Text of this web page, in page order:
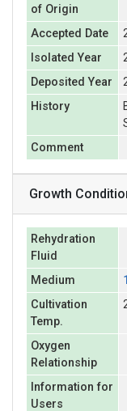
of Origin
Accepted Date
Isolated Year
Deposited Year
History
Comment
Growth
Rehydration
Fluid
Medium
1
Cultivation
Temp.
Oxygen
Relationship
Information for
Users